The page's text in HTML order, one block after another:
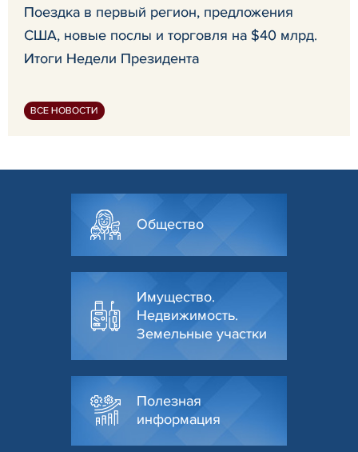
Поездка в первый регион, предложения
США, новые послы и торговля на $40 млрд.
Итоги Недели Президента
ВСЕ НОВОСТИ
Общество
Имущество.
Недвижимость.
Земельные участки
Полезная
информация